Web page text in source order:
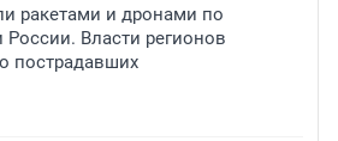
ракетами и дронами по
России. Власти регионов
пострадавших